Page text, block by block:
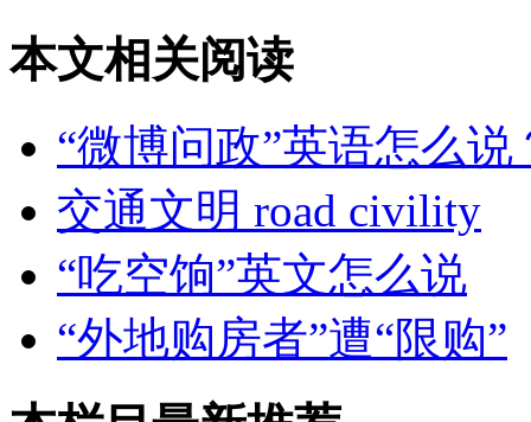
本文相关阅读
“微博问政”英语怎么说
交通文明 road civility
“吃空饷”英文怎么说
“外地购房者”遭“限购”